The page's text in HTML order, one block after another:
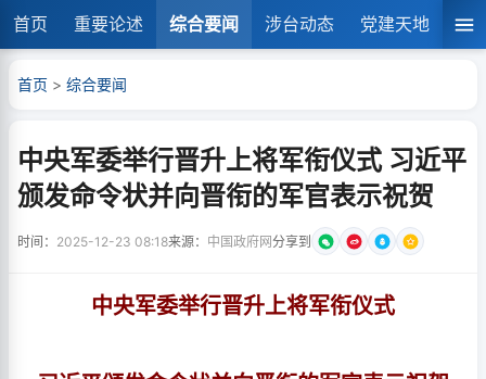
首页 重要论述 综合要闻 涉台动态 党建天地 湘
首页 > 综合要闻
中央军委举行晋升上将军衔仪式 习近平
颁发命令状并向晋衔的军官表示祝贺
时间： 2025-12-23 08:18来源： 中国政府网分享到
中央军委举行晋升上将军衔仪式